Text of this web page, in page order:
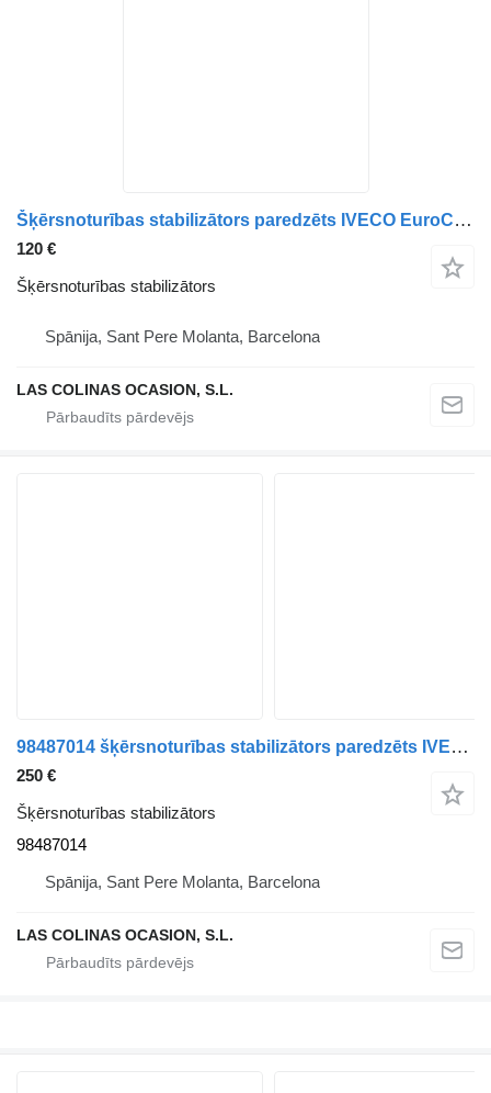
Šķērsnoturības stabilizātors paredzēts IVECO EuroCargo 05.03 -> kravas automašīnas
120 €
Šķērsnoturības stabilizātors
Spānija, Sant Pere Molanta, Barcelona
LAS COLINAS OCASION, S.L.
98487014 šķērsnoturības stabilizātors paredzēts IVECO EuroCargo tector kravas automašīnas
250 €
Šķērsnoturības stabilizātors
98487014
Spānija, Sant Pere Molanta, Barcelona
LAS COLINAS OCASION, S.L.